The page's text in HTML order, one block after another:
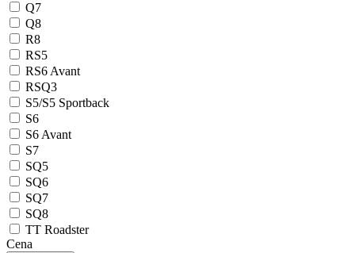
Q7
Q8
R8
RS5
RS6 Avant
RSQ3
S5/S5 Sportback
S6
S6 Avant
S7
SQ5
SQ6
SQ7
SQ8
TT Roadster
Cena